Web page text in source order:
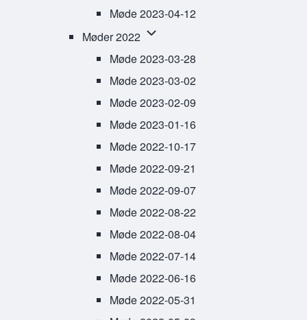
Møde 2023-04-12
Møder 2022 Møder 2022 sub-navigation
Møde 2023-03-28
Møde 2023-03-02
Møde 2023-02-09
Møde 2023-01-16
Møde 2022-10-17
Møde 2022-09-21
Møde 2022-09-07
Møde 2022-08-22
Møde 2022-08-04
Møde 2022-07-14
Møde 2022-06-16
Møde 2022-05-31